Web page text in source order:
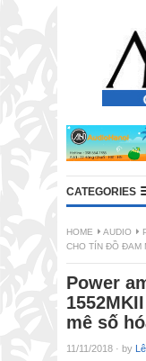
CATEGORIES
HOME AUDIO
CHO TÍN ĐỒ ĐAM
Power
mê số
11/11/2018 · by